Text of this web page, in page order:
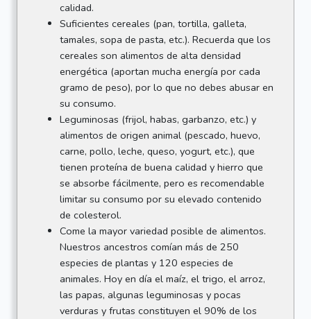
calidad.
Suficientes cereales (pan, tortilla, galleta,
tamales, sopa de pasta, etc.). Recuerda que los
cereales son alimentos de alta densidad
energética (aportan mucha energía por cada
gramo de peso), por lo que no debes abusar en
su consumo.
Leguminosas (frijol, habas, garbanzo, etc.) y
alimentos de origen animal (pescado, huevo,
carne, pollo, leche, queso, yogurt, etc.), que
tienen proteína de buena calidad y hierro que
se absorbe fácilmente, pero es recomendable
limitar su consumo por su elevado contenido
de colesterol.
Come la mayor variedad posible de alimentos.
Nuestros ancestros comían más de 250
especies de plantas y 120 especies de
animales. Hoy en día el maíz, el trigo, el arroz,
las papas, algunas leguminosas y pocas
verduras y frutas constituyen el 90% de los